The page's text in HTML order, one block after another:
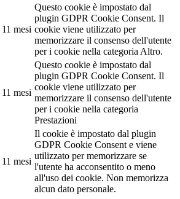
11 mesi
Questo cookie è impostato dal
plugin GDPR Cookie Consent. Il
cookie viene utilizzato per
memorizzare il consenso dell'utente
per i cookie nella categoria Altro.
11 mesi
Questo cookie è impostato dal
plugin GDPR Cookie Consent. Il
cookie viene utilizzato per
memorizzare il consenso dell'utente
per i cookie nella categoria
Prestazioni
11 mesi
Il cookie è impostato dal plugin
GDPR Cookie Consent e viene
utilizzato per memorizzare se
l'utente ha acconsentito o meno
all'uso dei cookie. Non memorizza
alcun dato personale.